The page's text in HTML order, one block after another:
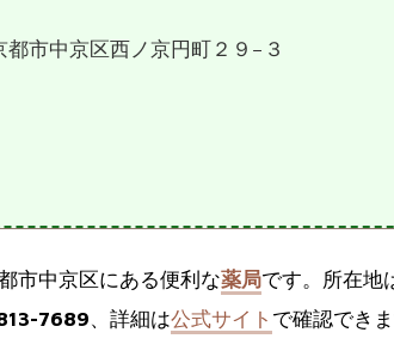
市中京区西ノ京円町２９−３
市中京区にある便利な薬局です。所在地
7689、詳細は公式サイト で確認できま